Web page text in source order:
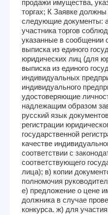
продажи имущества,
торгах; К Заявке
следующие документы:
участника торгов
указанные в сообщении
выписка из единого
юридических лиц (для
выписка из единого
индивидуальных
индивидуального
удостоверяющие
надлежащим образом
русский язык
регистрации
государственной
качестве
соответствии с
соответствующего
лица); в) копии
полномочия
е) предложение о цене
должника в случае
конкурса. ж) для